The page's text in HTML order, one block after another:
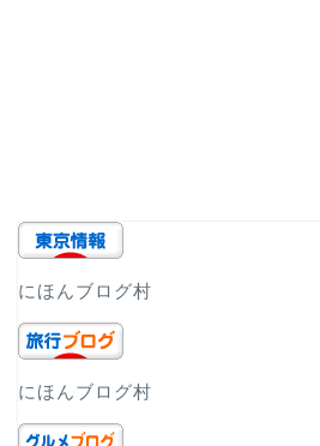
にほんブログ村
にほんブログ村